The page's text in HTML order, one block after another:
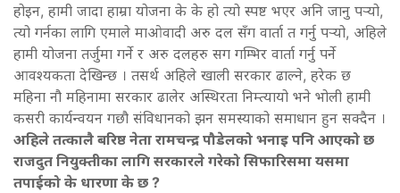
होइन, हामी जादा हाम्रा योजना के के हो त्यो स्पष्ट भएर अनि जानु पर्‍यो,
त्यो गर्नका लागि एमाले माओवादी अरु दल सँग वार्ता त गर्नु पर्‍यो, अहिले
हामी योजना तर्जुमा गर्ने र अरु दलहरु सग गम्भिर वार्ता गर्नु पर्ने
आवश्यकता देखिन्छ । तसर्थ अहिले खाली सरकार ढाल्ने, हरेक छ
महिना नौ महिनामा सरकार ढालेर अस्थिरता निम्त्यायो भने भोली हामी
कसरी कार्यन्वयन गछौ संविधानको झन समस्याको समाधान हुन सक्दैन ।
अहिले तत्कालै बरिष्ठ नेता रामचन्द्र पौडेलको भनाइ पनि आएको छ
राजदुत नियुक्तीका लागि सरकारले गरेको सिफारिसमा यसमा
तपाईको के धारणा के छ ?